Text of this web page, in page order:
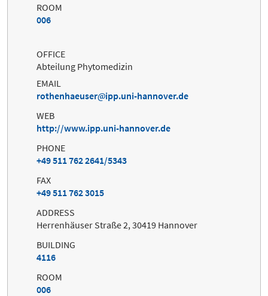
ROOM
006
OFFICE
Abteilung Phytomedizin
EMAIL
rothenhaeuser
ipp.uni-hannover.de
WEB
http://www.ipp.uni-hannover.de
PHONE
+49 511 762 2641/5343
FAX
+49 511 762 3015
ADDRESS
Herrenhäuser Straße 2, 30419 Hannover
BUILDING
4116
ROOM
006